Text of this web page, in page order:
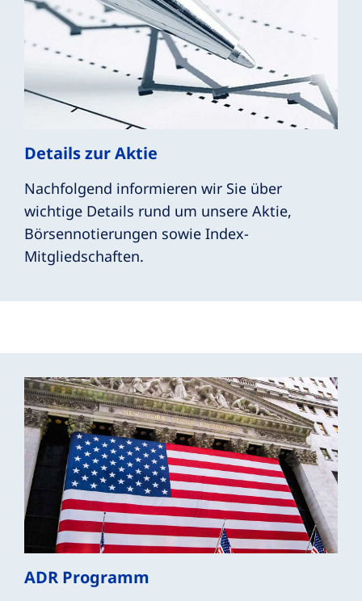
Details zur Aktie
Nachfolgend informieren wir Sie über
wichtige Details rund um unsere Aktie,
Börsennotierungen sowie Index-
Mitgliedschaften.
ADR Programm